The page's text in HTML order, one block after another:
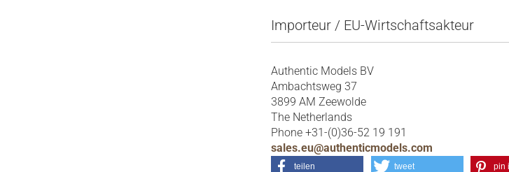
Importeur / EU-Wirtschaftsakteur
Authentic Models BV
Ambachtsweg 37
3899 AM Zeewolde
The Netherlands
Phone +31-(0)36-52 19 191
sales.eu@authenticmodels.com
teilen tweet pin